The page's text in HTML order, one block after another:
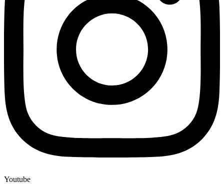
Youtube